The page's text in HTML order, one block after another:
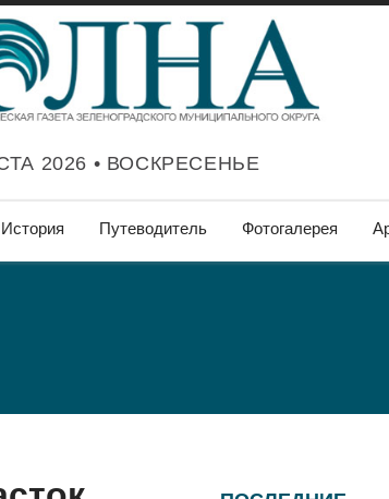
2026 • ВОСКРЕСЕНЬЕ
История Путеводитель Фотогалерея